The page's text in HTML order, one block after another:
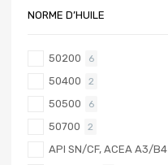
NORME D’HUILE
50200 6
50400 2
50500 6
50700 2
API SN/CF, ACEA A3/B4